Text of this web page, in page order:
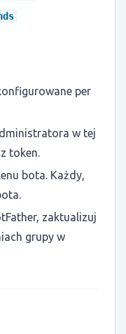
per
w tej
token.
bota. Każdy,
zaktualizuj
grupy w